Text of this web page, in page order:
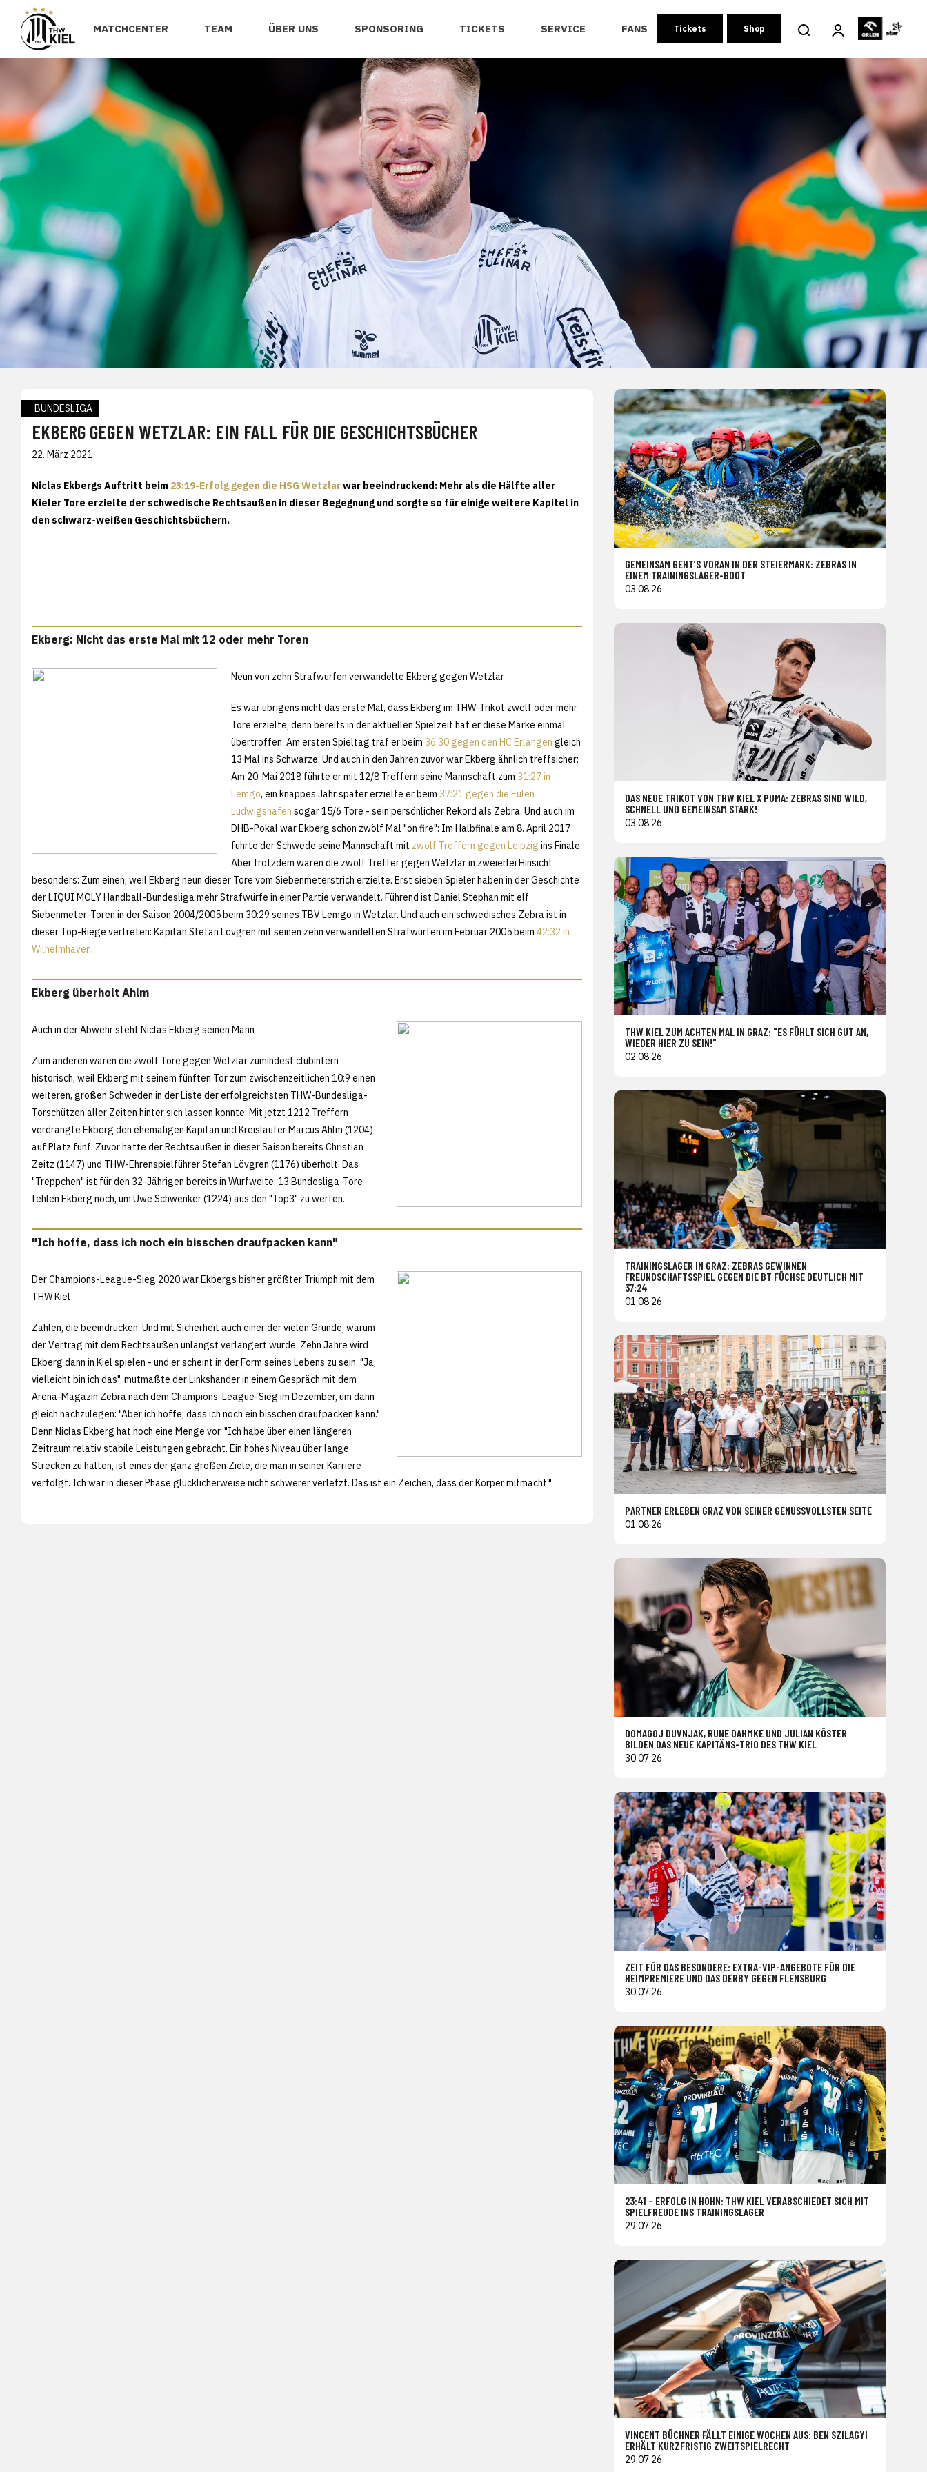
MATCHCENTER TEAM ÜBER UNS SPONSORING TICKETS SERVICE FANS Tickets Shop
BUNDESLIGA
EKBERG GEGEN WETZLAR: EIN FALL FÜR DIE GESCHICHTSBÜCHER
22. März 2021
Niclas Ekbergs Auftritt beim 23:19-Erfolg gegen die HSG Wetzlarwar beeindruckend: Mehr als die Hälfte aller
Kieler Tore erzielte der schwedische Rechtsaußen in dieser Begegnung und sorgte so für einige weitere Kapitel in
den schwarz-weißen Geschichtsbüchern.
Ekberg: Nicht das erste Mal mit 12 oder mehr Toren
Neun von zehn Strafwürfen verwandelte Ekberg gegen Wetzlar
Es war übrigens nicht das erste Mal, dass Ekberg im THW-Trikot zwölf oder mehr
Tore erzielte, denn bereits in der aktuellen Spielzeit hat er diese Marke einmal
übertroffen: Am ersten Spieltag traf er beim 36:30 gegen den HC Erlangen gleich
13 Mal ins Schwarze. Und auch in den Jahren zuvor war Ekberg ähnlich treffsicher:
Am 20. Mai 2018 führte er mit 12/8 Treffern seine Mannschaft zum 31:27 in
Lemgo, ein knappes Jahr später erzielte er beim 37:21 gegen die Eulen
Ludwigshafen sogar 15/6 Tore - sein persönlicher Rekord als Zebra. Und auch im
DHB-Pokal war Ekberg schon zwölf Mal "on fire": Im Halbfinale am 8. April 2017
führte der Schwede seine Mannschaft mit zwölf Treffern gegen Leipzig ins Finale.
Aber trotzdem waren die zwölf Treffer gegen Wetzlar in zweierlei Hinsicht
besonders: Zum einen, weil Ekberg neun dieser Tore vom Siebenmeterstrich erzielte. Erst sieben Spieler haben in der Geschichte
der LIQUI MOLY Handball-Bundesliga mehr Strafwürfe in einer Partie verwandelt. Führend ist Daniel Stephan mit elf
Siebenmeter-Toren in der Saison 2004/2005 beim 30:29 seines TBV Lemgo in Wetzlar. Und auch ein schwedisches Zebra ist in
dieser Top-Riege vertreten: Kapitän Stefan Lövgren mit seinen zehn verwandelten Strafwürfen im Februar 2005 beim 42:32 in
Wilhelmhaven.
Ekberg überholt Ahlm
Auch in der Abwehr steht Niclas Ekberg seinen Mann
Zum anderen waren die zwölf Tore gegen Wetzlar zumindest clubintern
historisch, weil Ekberg mit seinem fünften Tor zum zwischenzeitlichen 10:9 einen
weiteren, großen Schweden in der Liste der erfolgreichsten THW-Bundesliga-
Torschützen aller Zeiten hinter sich lassen konnte: Mit jetzt 1212 Treffern
verdrängte Ekberg den ehemaligen Kapitän und Kreisläufer Marcus Ahlm (1204)
auf Platz fünf. Zuvor hatte der Rechtsaußen in dieser Saison bereits Christian
Zeitz (1147) und THW-Ehrenspielführer Stefan Lövgren (1176) überholt. Das
"Treppchen" ist für den 32-Jährigen bereits in Wurfweite: 13 Bundesliga-Tore
fehlen Ekberg noch, um Uwe Schwenker (1224) aus den "Top3" zu werfen.
"Ich hoffe, dass ich noch ein bisschen draufpacken kann"
Der Champions-League-Sieg 2020 war Ekbergs bisher größter Triumph mit dem
THW Kiel
Zahlen, die beeindrucken. Und mit Sicherheit auch einer der vielen Gründe, warum
der Vertrag mit dem Rechtsaußen unlängst verlängert wurde. Zehn Jahre wird
Ekberg dann in Kiel spielen - und er scheint in der Form seines Lebens zu sein. "Ja,
vielleicht bin ich das", mutmaßte der Linkshänder in einem Gespräch mit dem
Arena-Magazin Zebra nach dem Champions-League-Sieg im Dezember, um dann
gleich nachzulegen: "Aber ich hoffe, dass ich noch ein bisschen draufpacken kann."
Denn Niclas Ekberg hat noch eine Menge vor. "Ich habe über einen längeren
Zeitraum relativ stabile Leistungen gebracht. Ein hohes Niveau über lange
Strecken zu halten, ist eines der ganz großen Ziele, die man in seiner Karriere
verfolgt. Ich war in dieser Phase glücklicherweise nicht schwerer verletzt. Das ist ein Zeichen, dass der Körper mitmacht."
GEMEINSAM GEHT’S VORAN IN DER STEIERMARK: ZEBRAS IN
EINEM TRAININGSLAGER-BOOT
03.08.26
DAS NEUE TRIKOT VON THW KIEL X PUMA: ZEBRAS SIND WILD,
SCHNELL UND GEMEINSAM STARK!
03.08.26
THW KIEL ZUM ACHTEN MAL IN GRAZ: "ES FÜHLT SICH GUT AN,
WIEDER HIER ZU SEIN!"
02.08.26
TRAININGSLAGER IN GRAZ: ZEBRAS GEWINNEN
FREUNDSCHAFTSSPIEL GEGEN DIE BT FÜCHSE DEUTLICH MIT
37:24
01.08.26
PARTNER ERLEBEN GRAZ VON SEINER GENUSSVOLLSTEN SEITE
01.08.26
DOMAGOJ DUVNJAK, RUNE DAHMKE UND JULIAN KÖSTER
BILDEN DAS NEUE KAPITÄNS-TRIO DES THW KIEL
30.07.26
ZEIT FÜR DAS BESONDERE: EXTRA-VIP-ANGEBOTE FÜR DIE
HEIMPREMIERE UND DAS DERBY GEGEN FLENSBURG
30.07.26
23:41 – ERFOLG IN HOHN: THW KIEL VERABSCHIEDET SICH MIT
SPIELFREUDE INS TRAININGSLAGER
29.07.26
VINCENT BÜCHNER FÄLLT EINIGE WOCHEN AUS: BEN SZILAGYI
ERHÄLT KURZFRISTIG ZWEITSPIELRECHT
29.07.26